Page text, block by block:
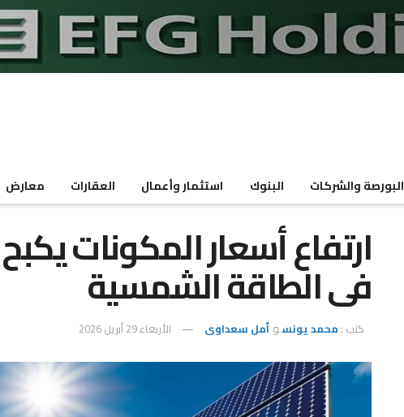
البورصة والشركات البنوك استثمار وأعمال العقارات معارض
ارتفاع أسعار المكونات
فى الطاقة الشمسية
كتب : محمد يونسو أمل سعداوى الأربعاء 29 أبريل 2026